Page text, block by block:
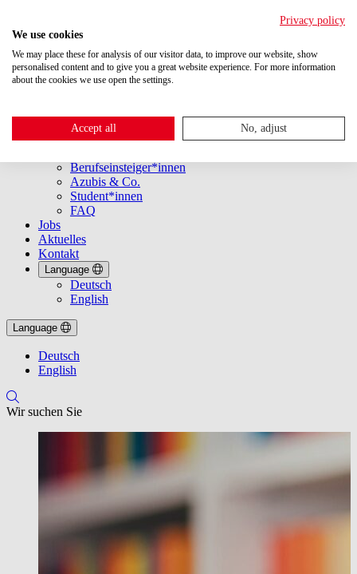
Einstieg
Übersicht
Berufseinsteiger*innen
Azubis & Co.
Student*innen
FAQ
Jobs
Aktuelles
Kontakt
Language
Deutsch
English
Language
Deutsch
English
Wir suchen Sie
Privacy policy
We use cookies
We may place these for analysis of our visitor data, to improve our website, show
personalised content and to give you a great website experience. For more information
about the cookies we use open the settings.
Accept all No, adjust